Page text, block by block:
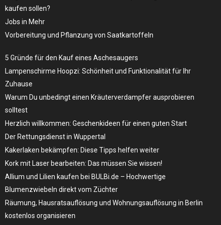
kaufen sollen?
Jobs in Mehr
Vorbereitung und Pflanzung von Saatkartoffeln
5 Gründe für den Kauf eines Aschesaugers
Lampenschirme Hoopzi: Schönheit und Funktionalität für Ihr
Zuhause
Warum Du unbedingt einen Kräuterverdampfer ausprobieren
solltest
Herzlich willkommen: Geschenkideen für einen guten Start
Der Rettungsdienst in Wuppertal
Kakerlaken bekämpfen: Diese Tipps helfen weiter
Kork mit Laser bearbeiten: Das müssen Sie wissen!
Allium und Lilien kaufen bei BULBi.de – Hochwertige
Blumenzwiebeln direkt vom Züchter
Räumung, Hausratsauflösung und Wohnungsauflösung in Berlin
kostenlos organisieren